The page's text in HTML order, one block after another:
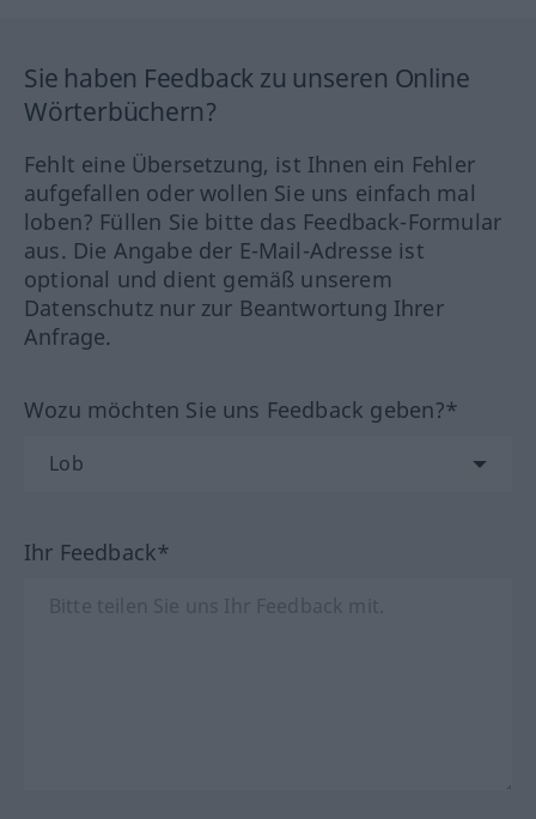
Sie haben Feedback zu unseren Online
Wörterbüchern?
Fehlt eine Übersetzung, ist Ihnen ein Fehler
aufgefallen oder wollen Sie uns einfach mal
loben? Füllen Sie bitte das Feedback-Formular
aus. Die Angabe der E-Mail-Adresse ist
optional und dient gemäß unserem
Datenschutz nur zur Beantwortung Ihrer
Anfrage.
Wozu möchten Sie uns Feedback geben?*
Ihr Feedback*